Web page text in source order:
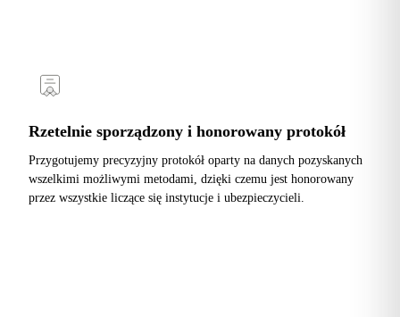
Rzetelnie sporządzony i honorowany protokół
Przygotujemy precyzyjny protokół oparty na danych pozyskanych
wszelkimi możliwymi metodami, dzięki czemu jest honorowany
przez wszystkie liczące się instytucje i ubezpieczycieli.